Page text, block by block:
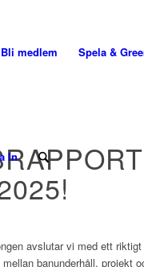
Bli medlem Spela &
In
avslutar vi med ett
banunderhåll, projekt